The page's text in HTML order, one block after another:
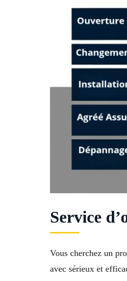
Service
Vous cherchez un
avec sérieux et